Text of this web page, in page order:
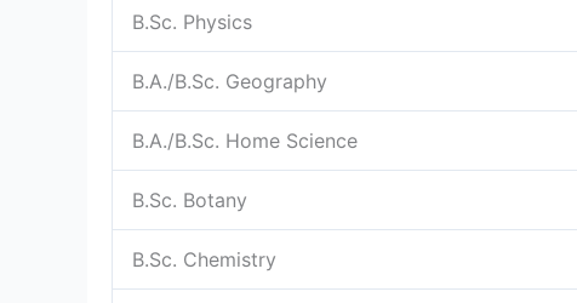
B.Sc. Physics
B.A./B.Sc. Geography
B.A./B.Sc. Home Science
B.Sc. Botany
B.Sc. Chemistry